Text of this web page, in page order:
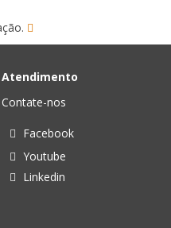
Atendimento
Contate-nos
Facebook
Youtube
Linkedin